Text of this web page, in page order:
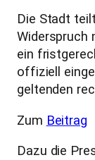
Die Stadt
Widerspruch
ein
offiziell
geltenden
Zum Beitrag
Dazu die